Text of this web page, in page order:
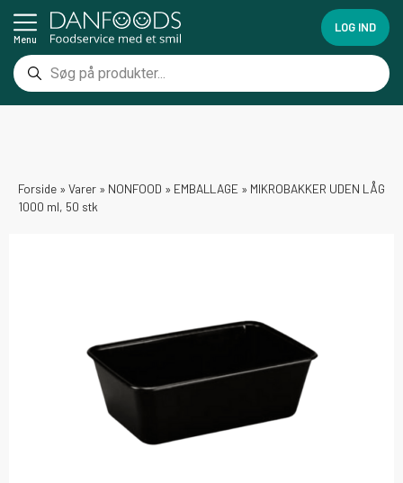
Menu
LOG IND
Forside » Varer » NONFOOD » EMBALLAGE » MIKROBAKKER UDEN LÅG
1000 ml, 50 stk